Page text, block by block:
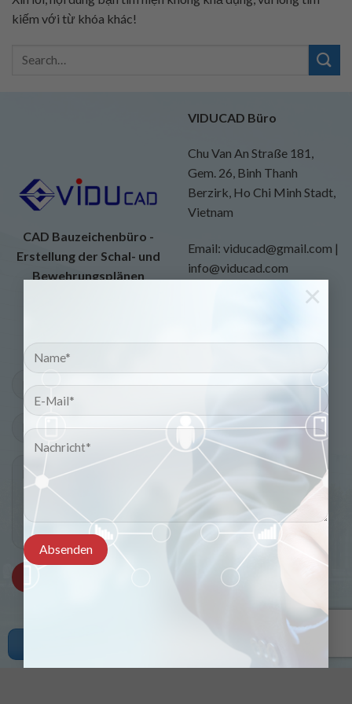
×
kiếm với từ khóa khác!
CAD Bauzeichenbüro -
Erstellung der Schal- und
Bewehrungsplänen
VIDUCAD Büro
Chu Van An Straße 181,
Gem. 26, Binh Thanh
Berzirk, Ho Chi Minh Stadt,
Vietnam
Email: viducad@gmail.com |
info@viducad.com
Copyright © 2021 viducad.com. All rights reserved.